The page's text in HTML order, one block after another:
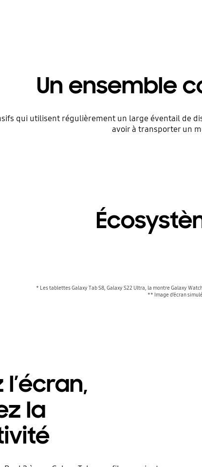
Un ensemble
qui utilisent régulièrement un large éventail de
avoir à transporter un
* Les tablettes Galaxy Tab S8, Galaxy S22 Ultra, la montre Galaxy
** Image d’écran
la